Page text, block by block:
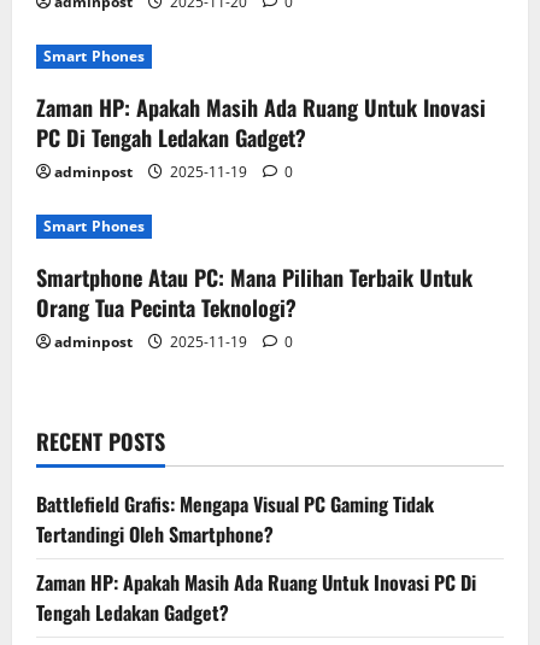
Smart Phones
Zaman HP: Apakah Masih Ada Ruang Untuk Inovasi
PC Di Tengah Ledakan Gadget?
adminpost 2025-11-19 0
Smart Phones
Smartphone Atau PC: Mana Pilihan Terbaik Untuk
Orang Tua Pecinta Teknologi?
adminpost 2025-11-19 0
RECENT POSTS
Battlefield Grafis: Mengapa Visual PC Gaming Tidak
Tertandingi Oleh Smartphone?
Zaman HP: Apakah Masih Ada Ruang Untuk Inovasi PC Di
Tengah Ledakan Gadget?